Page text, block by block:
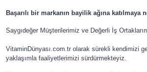
Başarılı bir markanın bayilik ağına katılmaya
Saygıdeğer Müşterilerimiz ve Değerli İş
VitaminDünyası.com.tr olarak sürekli kendimizi
yaklaşımla faaliyetlerimizi sürdürmekteyiz.